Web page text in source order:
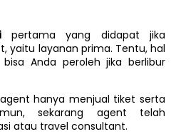
pertama yang didapat jika
yaitu layanan prima. Tentu, hal
Anda peroleh jika berlibur
hanya menjual tiket serta
sekarang agent telah
atau travel consultant.